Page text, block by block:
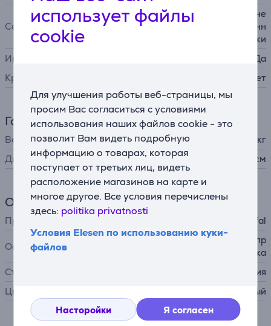
использует файлы
cookie
Для улучшения работы веб-страницы, мы
просим Вас согласиться с условиями
использования наших файлов cookie - это
позволит Вам видеть подробную
информацию о товарах, которая
поступает от третьих лиц, видеть
расположение магазинов на карте и
многое другое. Все условия перечислены
здесь: politika privatnosti
Условия Elesen по использованию куки-
файлов
Насторойки Я согласен
Совместимость
газовые конфорки, керамиче
ские конфорки, индукционн
ые конфорки
Индикатор температуры
Да
Крышка в комплекте
Нет
Габариты
Вес
1,1 кг
Диаметр
28 см
Общий параметр
Производитель Tefal
Особенности
антипригарное покрытие, пр
остая очистка
Страна производства
Франция
Цвет
серый